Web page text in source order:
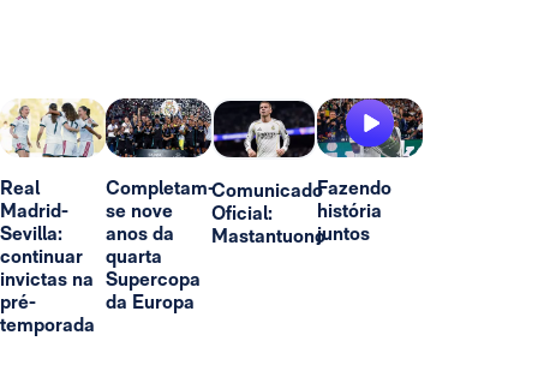
Real
Madrid-
Sevilla:
continuar
invictas na
pré-
temporada
Completam-
se nove
anos da
quarta
Supercopa
da Europa
Comunicado
Oficial:
Mastantuono
Fazendo
história
juntos